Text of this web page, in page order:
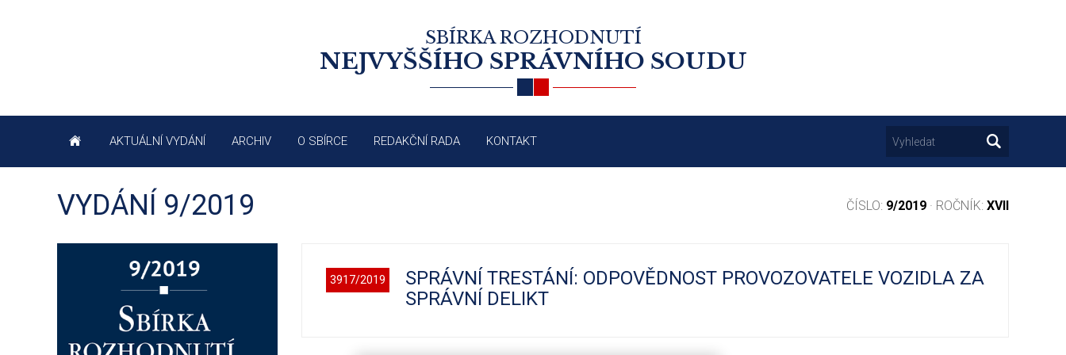
SBÍRKA ROZHODNUTÍ
NEJVYŠŠÍHO SPRÁVNÍHO SOUDU
AKTUÁLNÍ VYDÁNÍ ARCHIV O SBÍRCE REDAKČNÍ RADA KONTAKT
VYDÁNÍ 9/2019 ČÍSLO: 9/2019 · ROČNÍK: XVII
3917/2019
SPRÁVNÍ TRESTÁNÍ: ODPOVĚDNOST PROVOZOVATELE VOZIDLA ZA
SPRÁVNÍ DELIKT